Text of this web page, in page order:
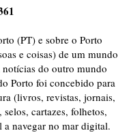
(PT) e sobre o Porto
e coisas) de um mundo
do outro mundo
Porto foi concebido para
(livros, revistas, jornais,
cartazes, folhetos,
a navegar no mar digital.